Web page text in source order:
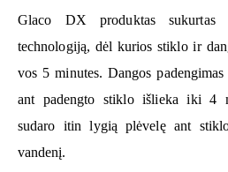
Glaco DX produktas sukurtas
technologiją, dėl kurios stiklo ir
vos 5 minutes. Dangos
ant padengto stiklo išlieka iki4
sudaro itin lygią plėvelę ant
vandenį.